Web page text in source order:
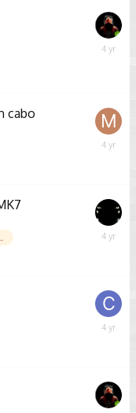
January
cabo
#vwbuddies #vwlife #jetta #vwmk #tsi #carporn #bhfyp
August